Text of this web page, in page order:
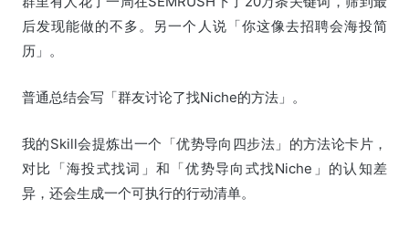
后发现能做的不多。另一个人说「你这像去招聘会海投简
历」。
普通总结会写「群友讨论了找Niche的方法」。
我的Skill会提炼出一个「优势导向四步法」的方法论卡片，
对比「海投式找词」和「优势导向式找Niche」的认知差
异，还会生成一个可执行的行动清单。